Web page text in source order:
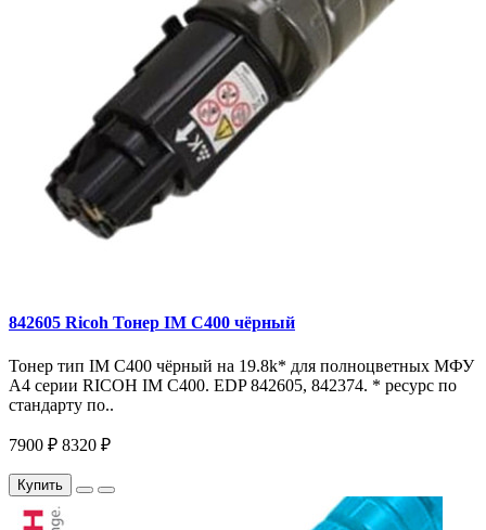
842605 Ricoh Тонер IM C400 чёрный
Тонер тип IM C400 чёрный на 19.8k* для полноцветных МФУ
A4 серии RICOH IM С400. EDP 842605, 842374. * ресурс по
стандарту по..
7900 ₽ 8320 ₽
Купить